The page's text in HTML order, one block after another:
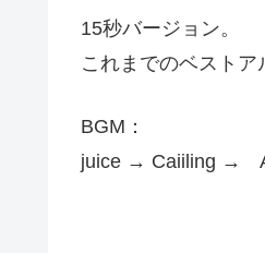
15秒バージョン。
これまでのベストア
BGM：
juice → Caiiling →